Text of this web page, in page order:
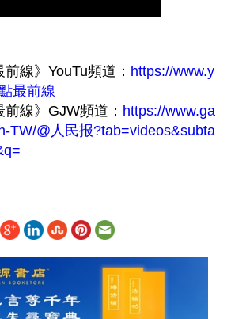
線》YouTu頻道： https://www.y
最前線
線》GJW頻道： https://www.ga
TW/@人民报?tab=videos&subta